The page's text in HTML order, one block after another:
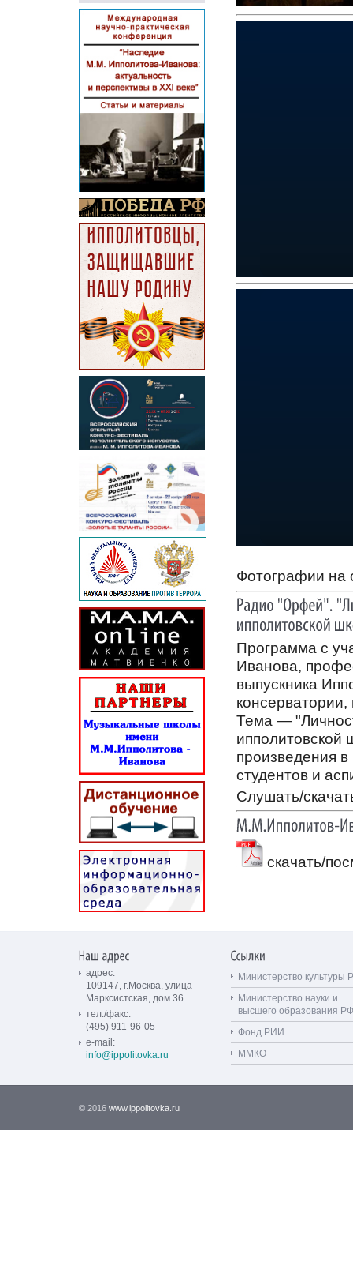
Фотографии на
Программа с
Иванова,
выпускника
Тема —
ипполитовской
произведения
студентов и
Слушать/
скачать/
адрес:
109147, г.Москва, улица
Марксистская, дом 36.
тел./факс:
(495) 911-96-05
e-mail:
info@ippolitovka.ru
Министерство культуры
Министерство науки и
высшего образования РФ
Фонд РИИ
ММКО
© 2016 www.ippolitovka.ru